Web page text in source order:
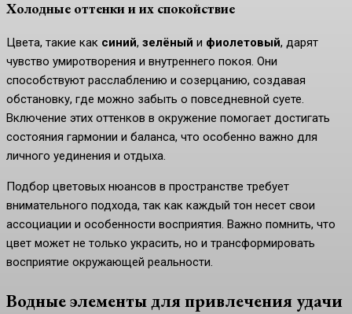
Холодные оттенки и их спокойствие
Цвета, такие как синий, зелёный и фиолетовый, дарят
чувство умиротворения и внутреннего покоя. Они
способствуют расслаблению и созерцанию, создавая
обстановку, где можно забыть о повседневной суете.
Включение этих оттенков в окружение помогает достигать
состояния гармонии и баланса, что особенно важно для
личного уединения и отдыха.
Подбор цветовых нюансов в пространстве требует
внимательного подхода, так как каждый тон несет свои
ассоциации и особенности восприятия. Важно помнить, что
цвет может не только украсить, но и трансформировать
восприятие окружающей реальности.
Водные элементы для привлечения удачи